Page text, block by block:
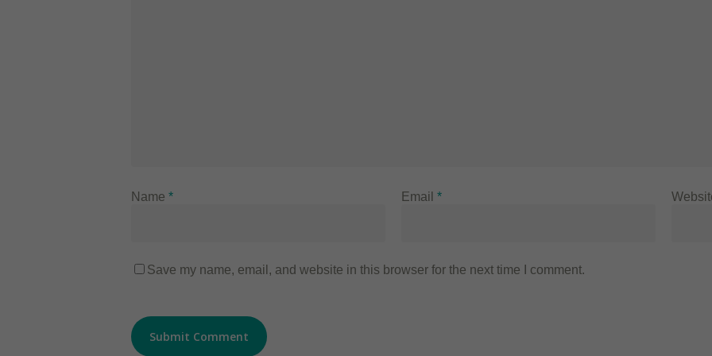
Name * Email *
Save my name, email, and website in this browser for the next time I comment.